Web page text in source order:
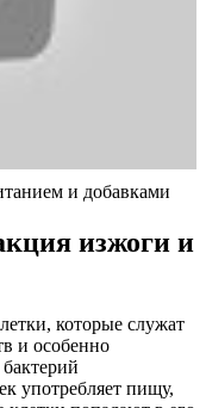
и добавками
изжоги и
которые служат
и особенно
употребляет пищу,